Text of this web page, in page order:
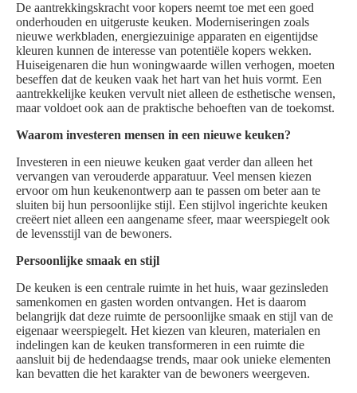
De aantrekkingskracht voor kopers neemt toe met een goed
onderhouden en uitgeruste keuken. Moderniseringen zoals
nieuwe werkbladen, energiezuinige apparaten en eigentijdse
kleuren kunnen de interesse van potentiële kopers wekken.
Huiseigenaren die hun woningwaarde willen verhogen, moeten
beseffen dat de keuken vaak het hart van het huis vormt. Een
aantrekkelijke keuken vervult niet alleen de esthetische wensen,
maar voldoet ook aan de praktische behoeften van de toekomst.
Waarom investeren mensen in een nieuwe keuken?
Investeren in een nieuwe keuken gaat verder dan alleen het
vervangen van verouderde apparatuur. Veel mensen kiezen
ervoor om hun keukenontwerp aan te passen om beter aan te
sluiten bij hun persoonlijke stijl. Een stijlvol ingerichte keuken
creëert niet alleen een aangename sfeer, maar weerspiegelt ook
de levensstijl van de bewoners.
Persoonlijke smaak en stijl
De keuken is een centrale ruimte in het huis, waar gezinsleden
samenkomen en gasten worden ontvangen. Het is daarom
belangrijk dat deze ruimte de persoonlijke smaak en stijl van de
eigenaar weerspiegelt. Het kiezen van kleuren, materialen en
indelingen kan de keuken transformeren in een ruimte die
aansluit bij de hedendaagse trends, maar ook unieke elementen
kan bevatten die het karakter van de bewoners weergeven.